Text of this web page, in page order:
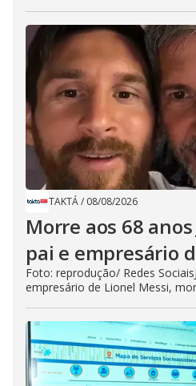
TAKTÁ/ 08/08/2026
Morre aos 68
pai e empresário
Foto: reprodução/ Redes
empresário de Lionel Messi,